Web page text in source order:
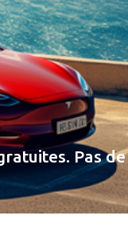
Pas de